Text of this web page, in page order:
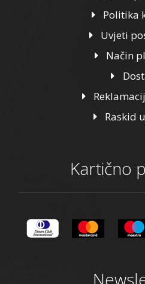
Politika
Uvjeti
Način
Raskid
Kartično